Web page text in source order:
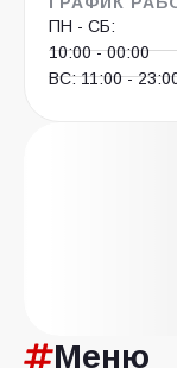
ПН - СБ:
10:00 - 00:00
ВС: 11:00 -
Меню